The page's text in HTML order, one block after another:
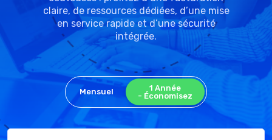
claire, de ressources dédiées, d’une mise
en service rapide et d’une sécurité
intégrée.
Mensuel
1 Année
- Économisez